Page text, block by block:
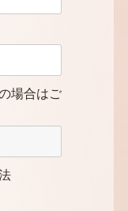
場合はご
法